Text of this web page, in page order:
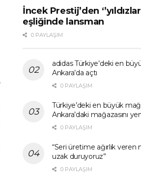
İncek Prestij’den
eşliğinde lansman
0 PAYLAŞIM
adidas Türkiye’deki en
Ankara’da açtı
0 PAYLAŞIM
Türkiye’deki en büyük
Ankara’daki mağazasını
0 PAYLAŞIM
“Seri üretime ağırlık veren
uzak duruyoruz”
0 PAYLAŞIM